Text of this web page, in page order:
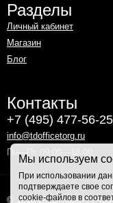
Разделы
Личный кабинет
Магазин
Блог
Контакты
+7 (495) 477-56-25
info@tdofficetorg.ru
Пн—Пт 09:00—18:00
© 2018-2025 superfine-
Мы используем
При использовании
подтверждаете свое
cookie-файлов в